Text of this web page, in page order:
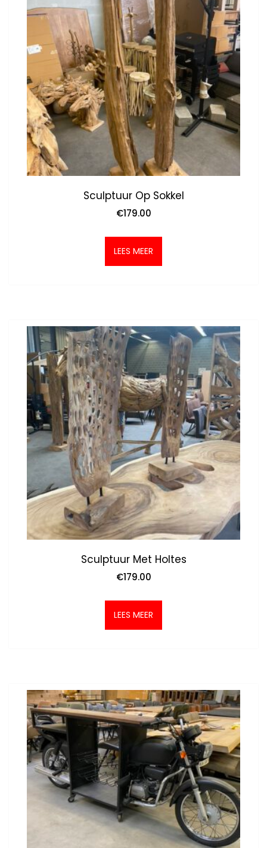
Sculptuur Op Sokkel
€179.00
LEES MEER
Sculptuur Met Holtes
€179.00
LEES MEER